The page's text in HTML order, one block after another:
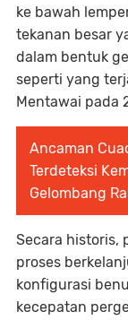
ke bawah
tekanan besar
dalam bentuk
seperti yang
Mentawai pada
Ancaman
Terdeteksi
Gelombang
Secara historis,
proses
konfigurasi
kecepatan